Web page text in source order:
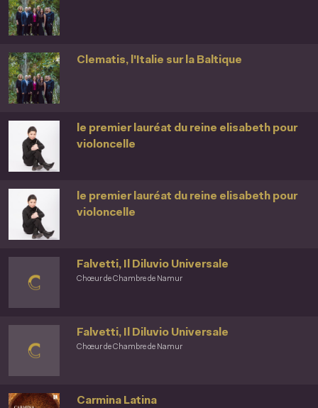
Clematis, l'Italie sur la Baltique
le premier lauréat du reine elisabeth pour
violoncelle
le premier lauréat du reine elisabeth pour
violoncelle
Chœur de Chambre de Namur
Falvetti, Il Diluvio Universale
Chœur de Chambre de Namur
Falvetti, Il Diluvio Universale
Carmina Latina